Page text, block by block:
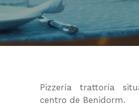
Pizzería trattoría
centro de Benidorm.